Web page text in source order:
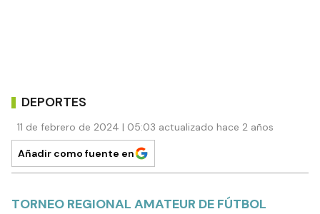
DEPORTES
11 de febrero de 2024 | 05:03 actualizado hace 2 años
Añadir como fuente en
TORNEO REGIONAL AMATEUR DE FÚTBOL